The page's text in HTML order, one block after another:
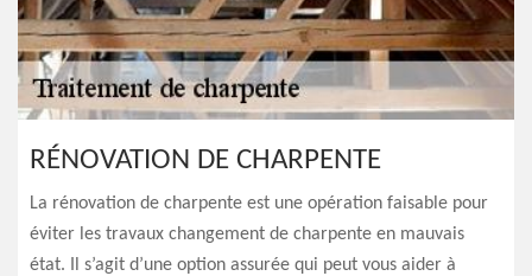
RÉNOVATION DE CHARPENTE
La rénovation de charpente est une opération faisable pour
éviter les travaux changement de charpente en mauvais
état. Il s’agit d’une option assurée qui peut vous aider à